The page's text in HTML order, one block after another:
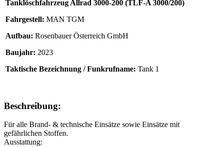
Tanklöschfahrzeug Allrad 3000-200 (TLF-A 3000/200)
Fahrgestell: MAN TGM
Aufbau: Rosenbauer Österreich GmbH
Baujahr: 2023
Taktische Bezeichnung / Funkrufname: Tank 1
Beschreibung:
Für alle Brand- & technische Einsätze sowie Einsätze mit
gefährlichen Stoffen.
Ausstattung: